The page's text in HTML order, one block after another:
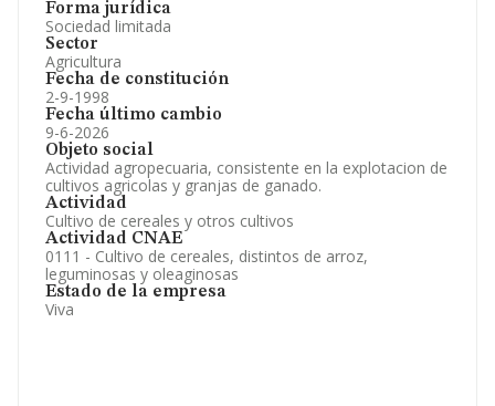
Forma jurídica
Sociedad limitada
Sector
Agricultura
Fecha de constitución
2-9-1998
Fecha último cambio
9-6-2026
Objeto social
Actividad agropecuaria, consistente en la explotacion de
cultivos agricolas y granjas de ganado.
Actividad
Cultivo de cereales y otros cultivos
Actividad CNAE
0111 - Cultivo de cereales, distintos de arroz,
leguminosas y oleaginosas
Estado de la empresa
Viva